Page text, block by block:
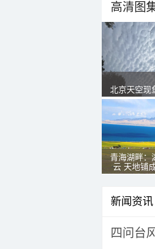
高清图
北京天空现
青海湖畔：
云 天地铺
新闻资讯
四问台